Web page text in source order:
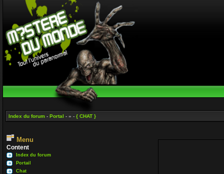
Index du forum - Portal - » - { CHAT }
Menu
Content
Index du forum
Portail
Chat